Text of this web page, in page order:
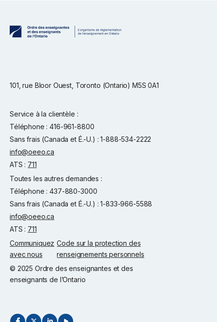
101, rue Bloor Ouest, Toronto (Ontario) M5S 0A1
Service à la clientèle :
Téléphone : 416-961-8800
Sans frais (Canada et É.-U.) : 1-888-534-2222
info@oeeo.ca
ATS : 711
Toutes les autres demandes :
Téléphone : 437-880-3000
Sans frais (Canada et É.-U.) : 1-833-966-5588
info@oeeo.ca
ATS : 711
Communiquez
avec nous
Code sur la protection des
renseignements personnels
© 2025 Ordre des enseignantes et des
enseignants de l’Ontario